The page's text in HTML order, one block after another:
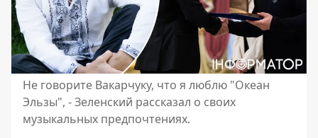
Не говорите Вакарчуку, что я люблю "Океан
Эльзы", - Зеленский рассказал о своих
музыкальных предпочтениях.